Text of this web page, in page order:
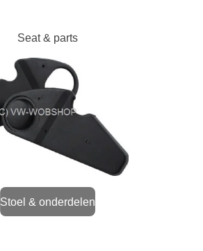
Seat & parts
Stoel & onderdelen